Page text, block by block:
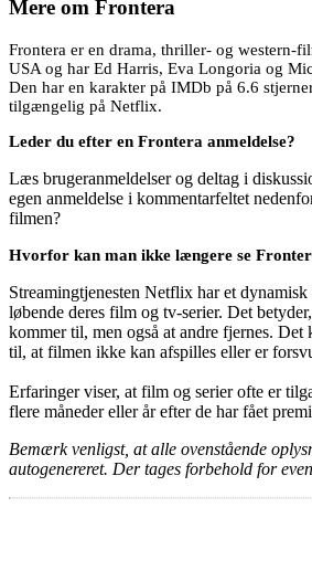
Mere om Frontera
Frontera er en drama, thriller- og western-
USA og har Ed Harris, Eva Longoria og
Den har en karakter på IMDb på 6.6
tilgængelig på Netflix.
Leder du efter en Frontera anmeldelse?
Læs brugeranmeldelser og deltag i
egen anmeldelse i kommentarfeltet
filmen?
Hvorfor kan man ikke længere se
Streamingtjenesten Netflix har et
løbende deres film og tv-serier. Det
kommer til, men også at andre fjernes. Det
til, at filmen ikke kan afspilles eller er
Erfaringer viser, at film og serier ofte er
flere måneder eller år efter de har fået
Bemærk venligst, at alle ovenstående
autogenereret. Der tages forbehold for